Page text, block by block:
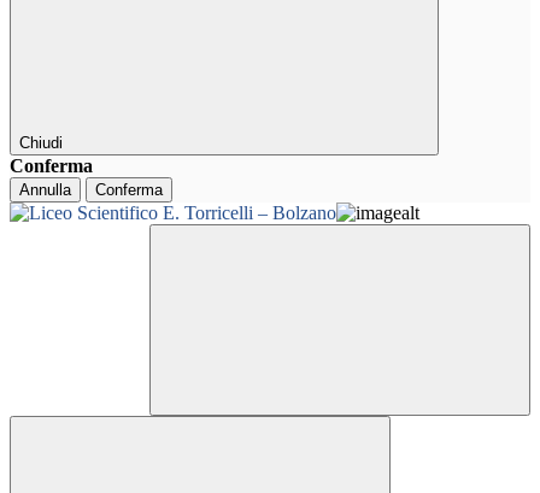
Chiudi
Conferma
Annulla Conferma